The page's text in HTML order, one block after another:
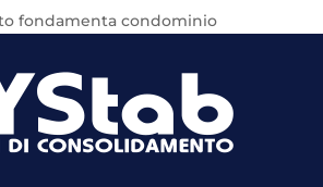
fondamenta condominio